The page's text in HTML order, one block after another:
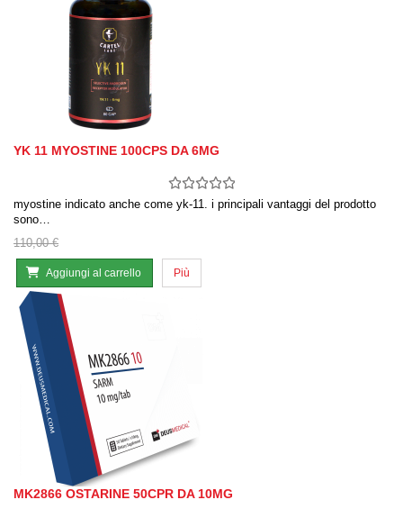
YK 11 MYOSTINE 100CPS DA 6MG
myostine indicato anche come yk-11. i principali vantaggi del prodotto
sono…
110,00 €
Aggiungi al carrello Più
MK2866 OSTARINE 50CPR DA 10MG